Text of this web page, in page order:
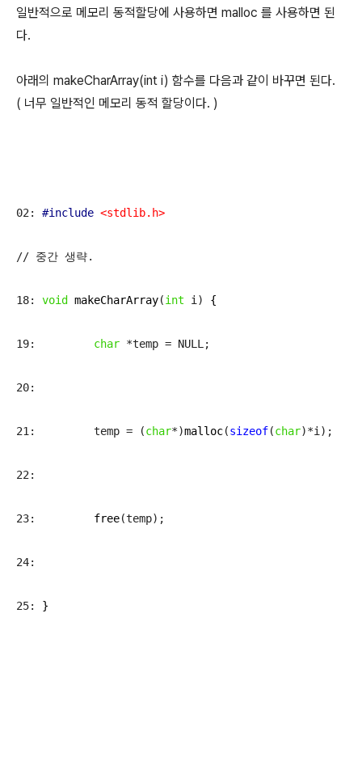
일반적으로 메모리 동적할당에 사용하면 malloc 를 사용하면 된
다.
아래의 makeCharArray(int i) 함수를 다음과 같이 바꾸면 된다.
( 너무 일반적인 메모리 동적 할당이다. )
02: #include <stdlib.h>
// 중간 생략.
18: void makeCharArray(int i) {
19: char *temp = NULL;
20:
21:         temp = (char*)malloc(sizeof(char)*i);
22:
23: free(temp);
24:
25: }